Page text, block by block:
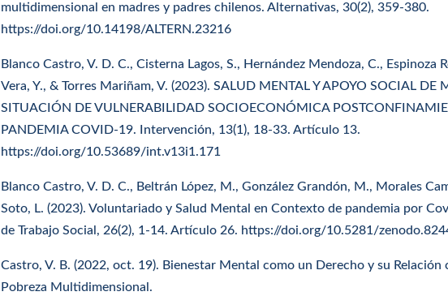
multidimensional en madres y padres chilenos. Alternativas, 30(2), 359-380.
https://doi.org/10.14198/ALTERN.23216
Blanco Castro, V. D. C., Cisterna Lagos, S., Hernández Mendoza, C., Espinoza
Vera, Y., & Torres Mariñam, V. (2023). SALUD MENTAL Y APOYO SOCIAL DE
SITUACIÓN DE VULNERABILIDAD SOCIOECONÓMICA
PANDEMIA COVID-19. Intervención, 13(1), 18-33. Artículo 13.
https://doi.org/10.53689/int.v13i1.171
Blanco Castro, V. D. C., Beltrán López, M., González Grandón, M., Morales
Soto, L. (2023). Voluntariado y Salud Mental en Contexto de pandemia por
de Trabajo Social, 26(2), 1-14. Artículo 26. https://doi.org/10.5281/
Castro, V. B. (2022, oct. 19). Bienestar Mental como un Derecho y su Relación
Pobreza Multidimensional.